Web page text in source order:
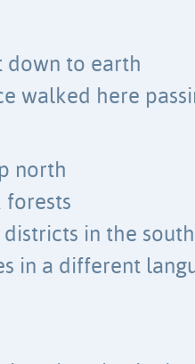
down to earth
walked here
north
forests
in the
in a different